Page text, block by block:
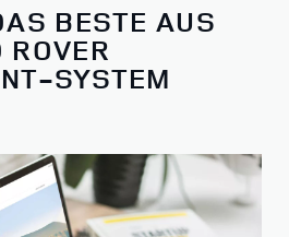
BESTE AUS
ROVER
SYSTEM